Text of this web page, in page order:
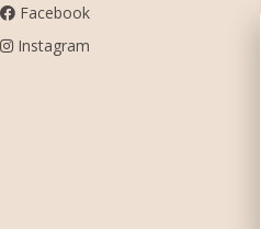
Facebook
Instagram